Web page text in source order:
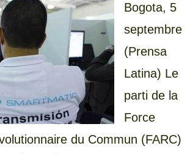
Bogota, 5
septembre
(Prensa
Latina) Le
parti de la
Force
du Commun (FARC)